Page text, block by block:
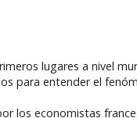
lugares a nivel
para entender el
los economistas